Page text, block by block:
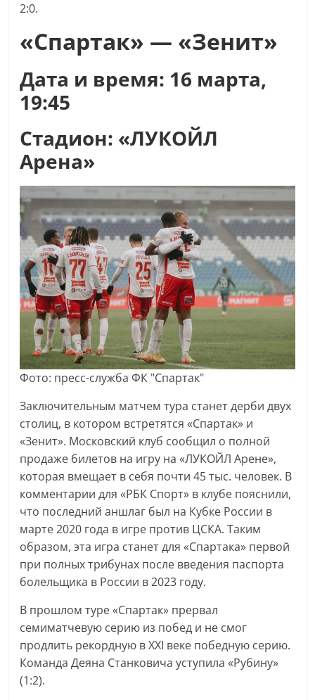
2:0.
«Спартак» — «Зенит»
Дата и время: 16 марта,
19:45
Стадион: «ЛУКОЙЛ
Арена»
Фото: пресс-служба ФК "Спартак"
Заключительным матчем тура станет дерби двух
столиц, в котором встретятся «Спартак» и
«Зенит». Московский клуб сообщил о полной
продаже билетов на игру на «ЛУКОЙЛ Арене»,
которая вмещает в себя почти 45 тыс. человек. В
комментарии для «РБК Спорт» в клубе пояснили,
что последний аншлаг был на Кубке России в
марте 2020 года в игре против ЦСКА. Таким
образом, эта игра станет для «Спартака» первой
при полных трибунах после введения паспорта
болельщика в России в 2023 году.
В прошлом туре «Спартак» прервал
семиматчевую серию из побед и не смог
продлить рекордную в XXI веке победную серию.
Команда Деяна Станковича уступила «Рубину»
(1:2).